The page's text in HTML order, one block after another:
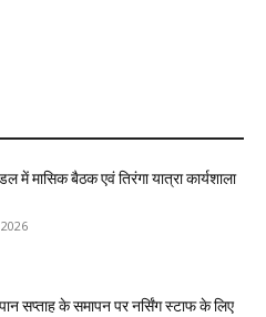
में मासिक बैठक एवं तिरंगा यात्रा कार्यशाला
सप्ताह के समापन पर नर्सिंग स्टाफ के लिए